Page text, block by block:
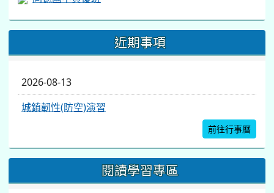
近期事項
2026-08-13
城鎮韌性(防空)演習
前往行事曆
閱讀學習專區